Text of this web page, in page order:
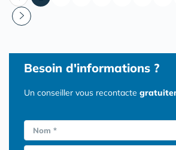
Besoin d'informations ?
Un conseiller vous recontacte
Nom *